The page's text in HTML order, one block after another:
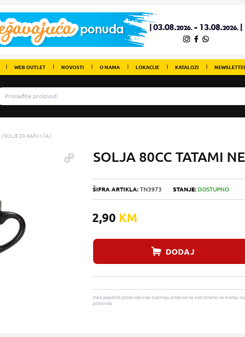
WEB OUTLET NOVOSTI O NAMA LOKACIJE KATALOZI
ŠOLJE ZA KAFU I ČAJ
SOLJA 80CC TATAMI
ŠIFRA ARTIKLA: TN3973 STANJE: DOSTUPNO
2,90 KM
DODAJ
Slike pojedinih proizvoda koje ilustriraju proizvod na web stranici ne moraju
proizvoda.